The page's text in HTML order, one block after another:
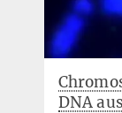
DNA